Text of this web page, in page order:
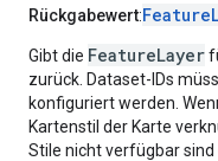
Rückgabewert:
Gibt die FeatureLayer
zurück. Dataset-IDs
konfiguriert werden.
Kartenstil der Karte
Stile nicht verfügbar sind